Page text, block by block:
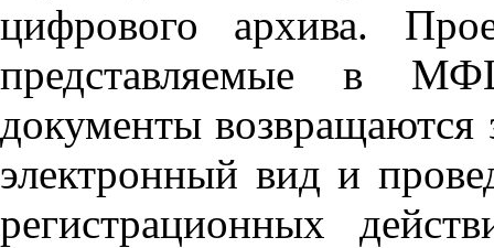
цифрового архива.
представляемые в
документы возвращаются
электронный вид и
регистрационных